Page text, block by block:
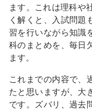
ます。これは理科や
く解くと、入試問題
習を行いながら知識
科のまとめを、毎日
ます。
これまでの内容で、
たと思いますが、大
です。ズバリ、過去